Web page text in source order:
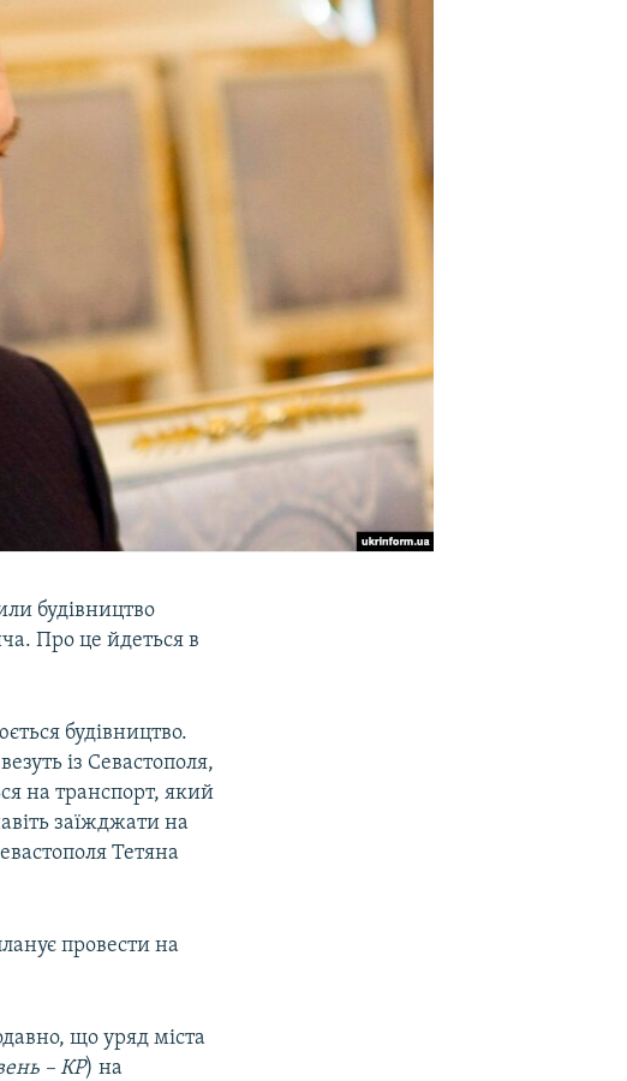
будівництво
Про це йдеться в
будівництво.
із Севастополя,
на транспорт, який
заїжджати на
Тетяна
провести на
що уряд міста
– КР) на